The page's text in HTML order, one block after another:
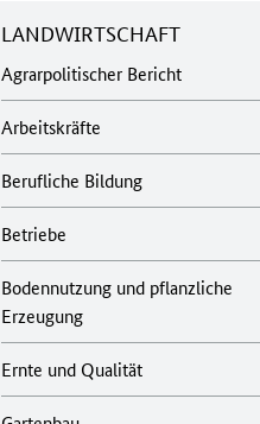
LANDWIRTSCHAFT
Agrarpolitischer Bericht
Arbeitskräfte
Berufliche Bildung
Betriebe
Bodennutzung und pflanzliche
Erzeugung
Ernte und Qualität